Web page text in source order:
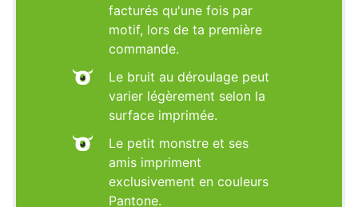
facturés qu'une fois par
motif, lors de ta première
commande.
Le bruit au déroulage peut
varier légèrement selon la
surface imprimée.
Le petit monstre et ses
amis impriment
exclusivement en couleurs
Pantone.